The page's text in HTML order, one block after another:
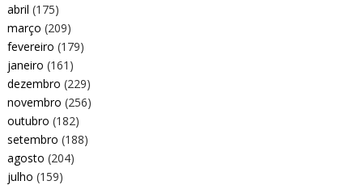
abril (175)
março (209)
fevereiro (179)
janeiro (161)
dezembro (229)
novembro (256)
outubro (182)
setembro (188)
agosto (204)
julho (159)